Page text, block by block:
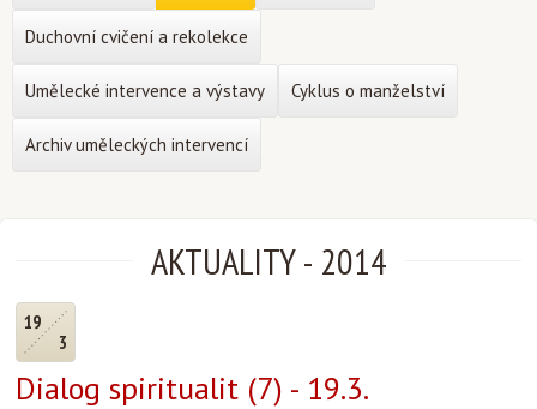
AKTUALITY- 2014
19
3
Dialog spiritualit (7) - 19.3.
Duchovní cvičení a rekolekce
Umělecké intervence a výstavy Cyklus o manželství
Archiv uměleckých intervencí